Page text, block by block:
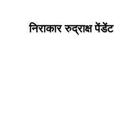
निराकार रुद्राक्ष पेंडेंट